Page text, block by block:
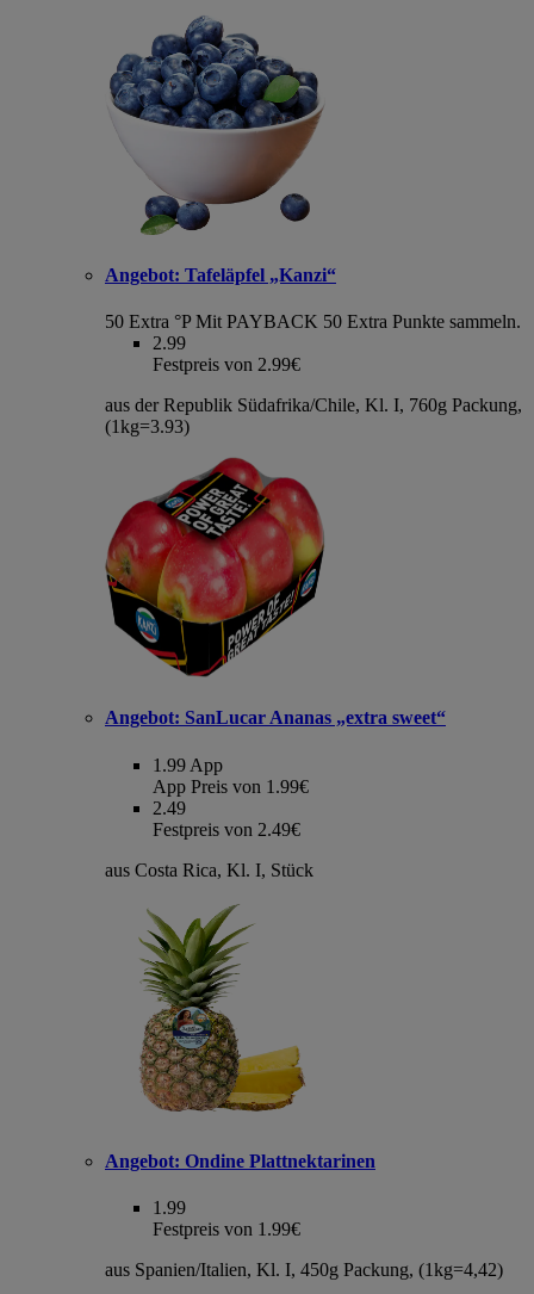
Angebot: Tafeläpfel „Kanzi“
50 Extra °P Mit PAYBACK 50 Extra Punkte sammeln.
2.99
Festpreis von 2.99€
aus der Republik Südafrika/Chile, Kl. I, 760g Packung,
(1kg=3.93)
Angebot: SanLucar Ananas „extra sweet“
1.99 App
App Preis von 1.99€
2.49
Festpreis von 2.49€
aus Costa Rica, Kl. I, Stück
Angebot: Ondine Plattnektarinen
1.99
Festpreis von 1.99€
aus Spanien/Italien, Kl. I, 450g Packung, (1kg=4,42)